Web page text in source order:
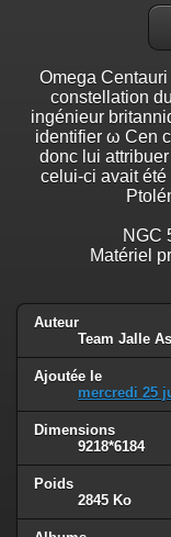
Omega
constellation
ingénieur
identifier ω Cen
donc lui
celui-ci avait
NGC
Matériel
Auteur
Team Jalle
Ajoutée le
mercredi 25
Dimensions
9218*6184
Poids
2845 Ko